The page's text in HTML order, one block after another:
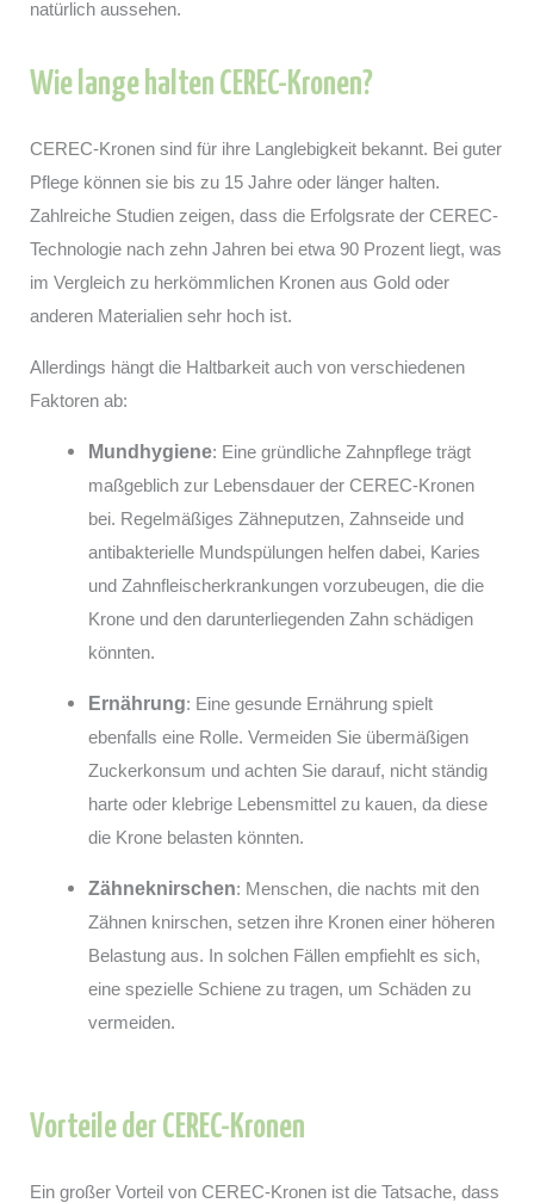
natürlich aussehen.
Wie lange halten CEREC-Kronen?
CEREC-Kronen sind für ihre Langlebigkeit bekannt. Bei guter
Pflege können sie bis zu 15 Jahre oder länger halten.
Zahlreiche Studien zeigen, dass die Erfolgsrate der CEREC-
Technologie nach zehn Jahren bei etwa 90 Prozent liegt, was
im Vergleich zu herkömmlichen Kronen aus Gold oder
anderen Materialien sehr hoch ist.
Allerdings hängt die Haltbarkeit auch von verschiedenen
Faktoren ab:
Mundhygiene: Eine gründliche Zahnpflege trägt
maßgeblich zur Lebensdauer der CEREC-Kronen
bei. Regelmäßiges Zähneputzen, Zahnseide und
antibakterielle Mundspülungen helfen dabei, Karies
und Zahnfleischerkrankungen vorzubeugen, die die
Krone und den darunterliegenden Zahn schädigen
könnten.
Ernährung: Eine gesunde Ernährung spielt
ebenfalls eine Rolle. Vermeiden Sie übermäßigen
Zuckerkonsum und achten Sie darauf, nicht ständig
harte oder klebrige Lebensmittel zu kauen, da diese
die Krone belasten könnten.
Zähneknirschen: Menschen, die nachts mit den
Zähnen knirschen, setzen ihre Kronen einer höheren
Belastung aus. In solchen Fällen empfiehlt es sich,
eine spezielle Schiene zu tragen, um Schäden zu
vermeiden.
Vorteile der CEREC-Kronen
Ein großer Vorteil von CEREC-Kronen ist die Tatsache, dass